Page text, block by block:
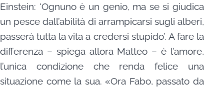
Einstein: ‘Ognuno è un genio, ma se si giudica
un pesce dall’abilità di arrampicarsi sugli alberi,
passerà tutta la vita a credersi stupido’. A fare la
differenza – spiega allora Matteo – è l’amore,
l’unica condizione che renda felice una
situazione come la sua. «Ora Fabo, passato da